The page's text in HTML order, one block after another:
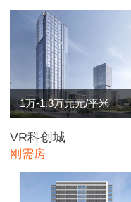
1万-1.3万元元/平米
VR科创城
刚需房